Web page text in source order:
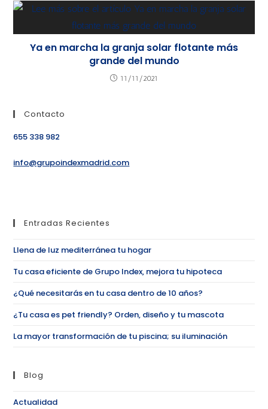
Ya en marcha la granja solar flotante más
grande del mundo
11/11/2021
Contacto
655 338 982
info@grupoindexmadrid.com
Entradas Recientes
Llena de luz mediterránea tu hogar
Tu casa eficiente de Grupo Index, mejora tu hipoteca
¿Qué necesitarás en tu casa dentro de 10 años?
¿Tu casa es pet friendly? Orden, diseño y tu mascota
La mayor transformación de tu piscina; su iluminación
Blog
Actualidad